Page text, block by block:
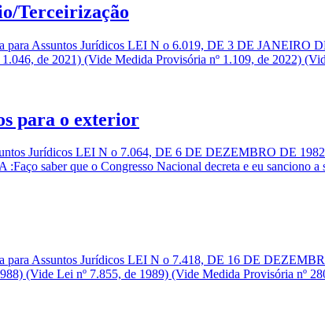
Terceirização
para Assuntos Jurídicos LEI N o 6.019, DE 3 DE JANEIRO
de 2021) (Vide Medida Provisória nº 1.109, de 2022)
para o exterior
Jurídicos LEI N o 7.064, DE 6 DE DEZEMBRO DE
saber que o Congresso Nacional decreta e eu sanciono a
para Assuntos Jurídicos LEI N o 7.418, DE 16 DE
(Vide Lei nº 7.855, de 1989) (Vide Medida Provisória nº